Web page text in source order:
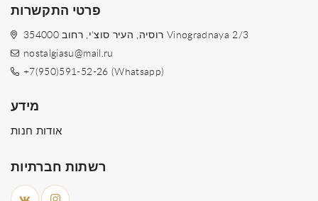
פרטי התקשרות
354000 רוסיה, העיר סוצ'י, רחוב Vinogradnaya 2/3
nostalgiasu@mail.ru
+7(950)591-52-26 (Whatsapp)
מידע
אודות חנות
רשתות חברתיות